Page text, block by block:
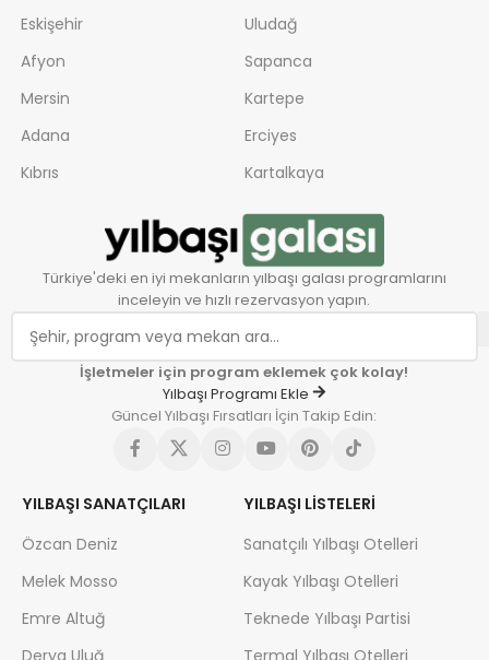
Eskişehir
Afyon
Mersin
Adana
Kıbrıs
Uludağ
Sapanca
Kartepe
Erciyes
Kartalkaya
Türkiye'deki en iyi mekanların yılbaşı galası programlarını
inceleyin ve hızlı rezervasyon yapın.
İşletmeler için program eklemek çok kolay!
Yılbaşı Programı Ekle
Güncel Yılbaşı Fırsatları İçin Takip Edin:
YILBAŞI SANATÇILARI
Özcan Deniz
Melek Mosso
Emre Altuğ
YILBAŞI LISTELERI
Sanatçılı Yılbaşı Otelleri
Kayak Yılbaşı Otelleri
Teknede Yılbaşı Partisi